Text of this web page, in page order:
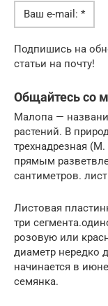
Ваш e-mail: *
Подпишись на
статьи на почту!
Общайтесь со
Малопа —
растений. В
трехнадрезная
прямым
сантиметров.
Листовая
три
розовую или
диаметр нередко
начинается в
семянка.